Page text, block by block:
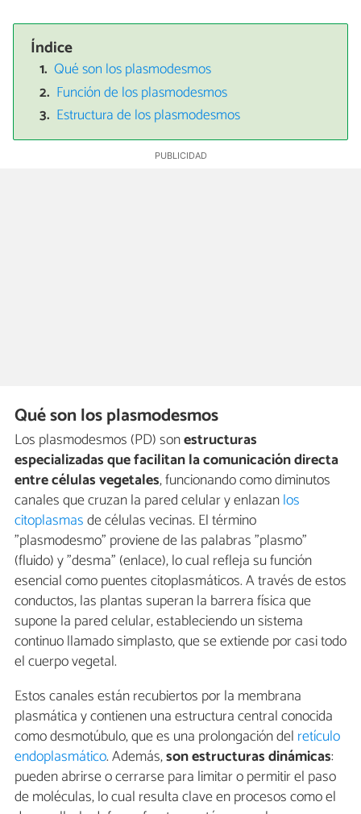
Índice
Qué son los plasmodesmos
Función de los plasmodesmos
Estructura de los plasmodesmos
Qué son los plasmodesmos
Los plasmodesmos (PD) sonestructuras
especializadas que facilitan la comunicación directa
entre células vegetales, funcionando como diminutos
canales que cruzan la pared celular y enlazanlos
citoplasmasde células vecinas. El término
"plasmodesmo" proviene de las palabras "plasmo"
(fluido) y "desma" (enlace), lo cual refleja su función
esencial como puentes citoplasmáticos. A través de estos
conductos, las plantas superan la barrera física que
supone la pared celular, estableciendo un sistema
continuo llamado simplasto, que se extiende por casi todo
el cuerpo vegetal.
Estos canales están recubiertos por la membrana
plasmática y contienen una estructura central conocida
como desmotúbulo, que es una prolongación del retículo
endoplasmático. Además,son estructuras dinámicas:
pueden abrirse o cerrarse para limitar o permitir el paso
de moléculas, lo cual resulta clave en procesos como el